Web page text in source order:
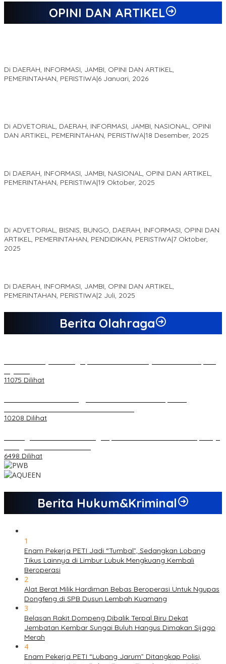
OPINI DAN ARTIKEL
Di DAERAH, INFORMASI, JAMBI, OPINI DAN ARTIKEL,
PEMERINTAHAN, PERISTIWA|6 Januari, 2026
Di ADVETORIAL, DAERAH, INFORMASI, JAMBI, NASIONAL, OPINI
DAN ARTIKEL, PEMERINTAHAN, PERISTIWA|18 Desember, 2025
Di DAERAH, INFORMASI, JAMBI, NASIONAL, OPINI DAN ARTIKEL,
PEMERINTAHAN, PERISTIWA|19 Oktober, 2025
Di ADVETORIAL, BISNIS, BUNGO, DAERAH, INFORMASI, OPINI DAN
ARTIKEL, PEMERINTAHAN, PENDIDIKAN, PERISTIWA|7 Oktober,
2025
Di DAERAH, INFORMASI, JAMBI, OPINI DAN ARTIKEL,
PEMERINTAHAN, PERISTIWA|2 Juli, 2025
Berita Olahraga
11075 Dilihat
10208 Dilihat
6498 Dilihat
Berita Hukum&Kriminal
1
Enam Pekerja PETI Jadi “Tumbal”, Sedangkan Lobang
Tikus Lainnya di Limbur Lubuk Mengkuang Kembali
Beroperasi
2
Alat Berat Milik Hardiman Bebas Beroperasi Untuk Ngupas
Dongfeng di SPB Dusun Lembah Kuamang
3
Belasan Rakit Dompeng Dibalik Terpal Biru Dekat
Jembatan Kembar Sungai Buluh Hangus Dimakan Sijago
Merah
4
Enam Pekerja PETI “Lubang Jarum” Ditangkap Polisi,